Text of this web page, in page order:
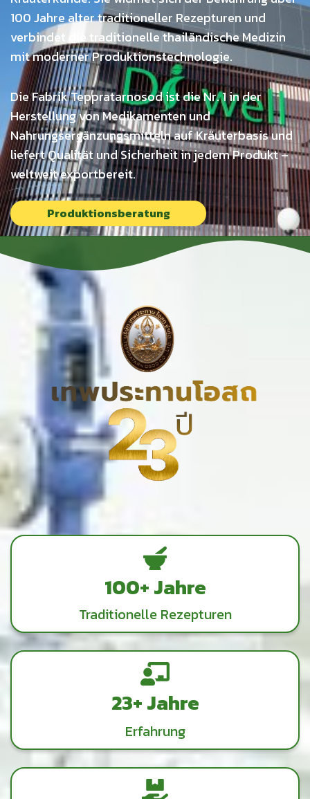
100 Jahre alter traditioneller Rezepturen und
verbindet die traditionelle thailändische Medizin
mit moderner Produktionstechnologie.
Die Fabrik Teppratarnosod ist die Nr. 1 in der
Herstellung von Medikamenten und
Nahrungsergänzungsmitteln auf Kräuterbasis und
liefert Qualität und Sicherheit in jedem Produkt –
weltweit exportbereit.
Produktionsberatung
100+ Jahre
Traditionelle Rezepturen
23+ Jahre
Erfahrung